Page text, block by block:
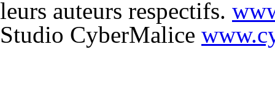
leurs auteurs respectifs.
Studio CyberMalice